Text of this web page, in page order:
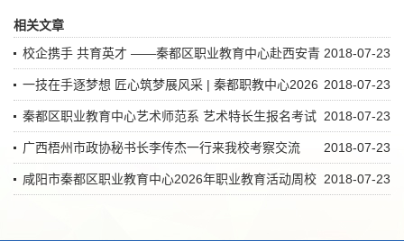
相关文章
2018-07-23
校企携手 共育英才 ——秦都区职业教育中心赴西安青
演文化艺术发展有限公司开展考察交流暨授牌仪式 2018-07-23
一技在手逐梦想 匠心筑梦展风采 | 秦都职教中心2026
年职业教育活动周圆满收官 2018-07-23
秦都区职业教育中心艺术师范系 艺术特长生报名考试
通知 2018-07-23
广西梧州市政协秘书长李传杰一行来我校考察交流
2018-07-23
咸阳市秦都区职业教育中心2026年职业教育活动周校